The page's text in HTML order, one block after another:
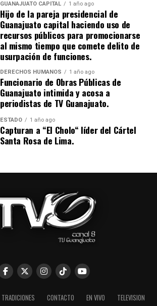
GUANAJUATO CAPITAL 1 año ago
Hijo de la pareja presidencial de
Guanajuato capital haciendo uso de
recursos públicos para promocionarse
al mismo tiempo que comete delito de
usurpación de funciones.
DERECHOS HUMANOS 1 año ago
Funcionario de Obras Públicas de
Guanajuato intimida y acosa a
periodistas de TV Guanajuato.
ESTADO 1 año ago
Capturan a “El Cholo“ líder del Cártel
Santa Rosa de Lima.
TRADICIONES CONTACTO EN VIVO TELEVISION